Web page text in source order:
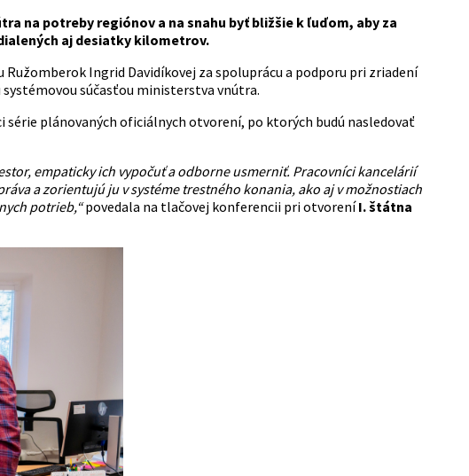
na potreby regiónov a na snahu byť bližšie k ľuďom, aby za
aj desiatky kilometrov.
Ingrid Davidíkovej za spoluprácu a podporu pri zriadení
súčasťou ministerstva vnútra.
plánovaných oficiálnych otvorení, po ktorých budú nasledovať
empaticky ich vypočuť a odborne usmerniť. Pracovníci kancelárií
a zorientujú ju v systéme trestného konania, ako aj v možnostiach
potrieb,“povedala na tlačovej konferencii pri otvoreníI. štátna